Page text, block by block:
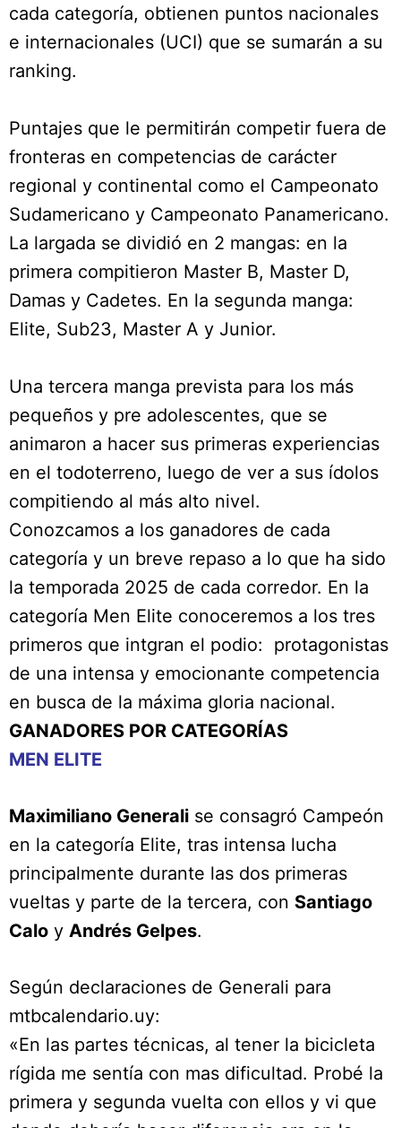
cada categoría, obtienen puntos nacionales
e internacionales (UCI) que se sumarán a su
ranking.
Puntajes que le permitirán competir fuera de
fronteras en competencias de carácter
regional y continental como el Campeonato
Sudamericano y Campeonato Panamericano.
La largada se dividió en 2 mangas: en la
primera compitieron Master B, Master D,
Damas y Cadetes. En la segunda manga:
Elite, Sub23, Master A y Junior.
Una tercera manga prevista para los más
pequeños y pre adolescentes, que se
animaron a hacer sus primeras experiencias
en el todoterreno, luego de ver a sus ídolos
compitiendo al más alto nivel.
Conozcamos a los ganadores de cada
categoría y un breve repaso a lo que ha sido
la temporada 2025 de cada corredor. En la
categoría Men Elite conoceremos a los tres
primeros que intgran el podio: protagonistas
de una intensa y emocionante competencia
en busca de la máxima gloria nacional.
GANADORES POR CATEGORÍAS
MEN ELITE
Maximiliano Generali se consagró Campeón
en la categoría Elite, tras intensa lucha
principalmente durante las dos primeras
vueltas y parte de la tercera, con Santiago
Calo y Andrés Gelpes.
Según declaraciones de Generali para
mtbcalendario.uy:
«En las partes técnicas, al tener la bicicleta
rígida me sentía con mas dificultad. Probé la
primera y segunda vuelta con ellos y vi que